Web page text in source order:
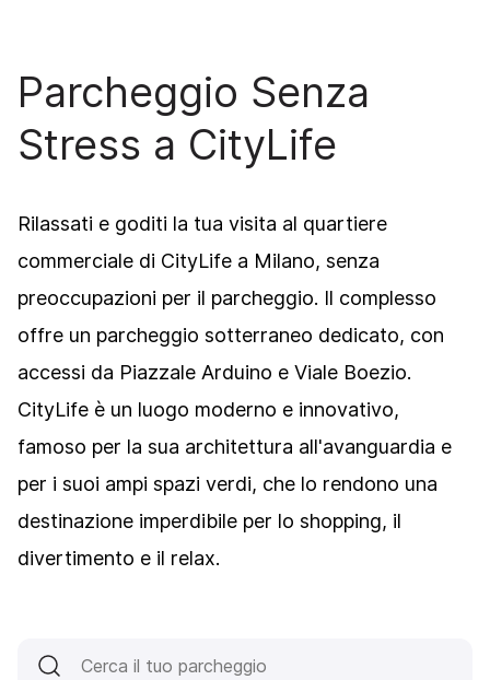
Parcheggio Senza
Stress a CityLife
Rilassati e goditi la tua visita al quartiere
commerciale di CityLife a Milano, senza
preoccupazioni per il parcheggio. Il complesso
offre un parcheggio sotterraneo dedicato, con
accessi da Piazzale Arduino e Viale Boezio.
CityLife è un luogo moderno e innovativo,
famoso per la sua architettura all'avanguardia e
per i suoi ampi spazi verdi, che lo rendono una
destinazione imperdibile per lo shopping, il
divertimento e il relax.